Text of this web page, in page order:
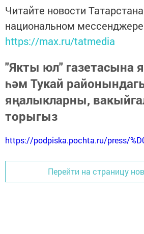
Читайте новости
национальном
https://max.ru/tatmedia
"Якты юл" газетасына
һәм Тукай
яңалыкларны,
торыгыз
https://podpiska.pochta.ru/press/
Перейти на страницу